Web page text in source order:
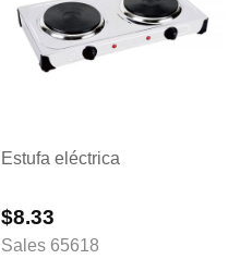
Estufa eléctrica
$8.33
Sales 65618